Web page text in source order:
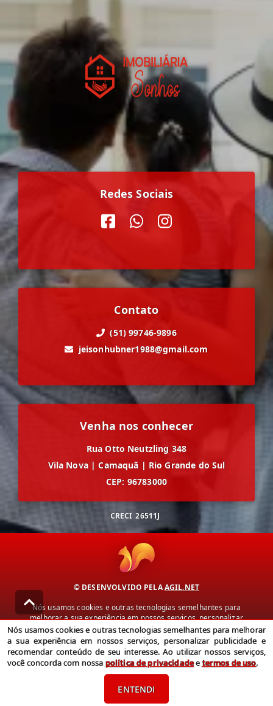
Redes Sociais
Contato
(51) 99746-9896
jeisonhubner1988@gmail.com
Venha nos conhecer
Rua Otto Neutzling 348
Vila Nova | Camaquã | Rio Grande do Sul
CEP: 96783000
CRECI 26511J
© DESENVOLVIDO PELAAGIL.NET
Nós usamos cookies e outras tecnologias semelhantes para
melhorar a sua experiência em nossos serviços, personalizar
publicidade e recomendar conteúdo de seu interesse. Ao utilizar
nossos serviços, você concorda com nossa política de privacidade e
termos de uso.
Política de Privacidade Termos de uso
Nós usamos cookies e outras tecnologias semelhantes para melhorar
a sua experiência em nossos serviços, personalizar publicidade e
recomendar conteúdo de seu interesse. Ao utilizar nossos serviços,
você concorda com nossa política de privacidadeetermos de uso.
ENTENDI